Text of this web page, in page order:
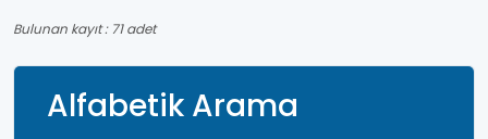
Bulunan kayıt : 71 adet
Alfabetik Arama